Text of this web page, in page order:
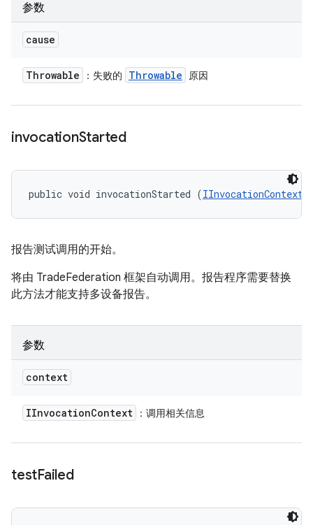
参数
cause
Throwable ：失败的 Throwable 原因
invocationStarted
public void invocationStarted (IInvocationContext
报告测试调用的开始。
将由 TradeFederation 框架自动调用。报告程序需要替换
此方法才能支持多设备报告。
参数
context
IInvocationContext ：调用相关信息
testFailed